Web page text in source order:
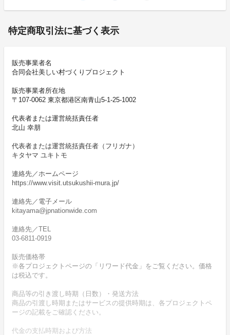
特定商取引法に基づく表示
販売事業者名
合同会社美しい村づくりプロジェクト
販売事業者所在地
〒107-0062 東京都港区南青山5-1-25-1002
代表者または運営統括責任者
北山 幸朋
代表者または運営統括責任者（フリガナ）
キタヤマ ユキトモ
連絡先／ホームページ
https://www.visit.utsukushii-mura.jp/
連絡先／電子メール
kitayama@jpnationwide.com
連絡先／TEL
03-6811-0919
販売価格帯
※各プロジェクトページの「リワード代金」をご覧ください。価格
は税込です。
商品等の引き渡し時期（日数）・発送方法
商品の引渡し時期またはサービスの提供時期は、各プロジェクトペ
ージの記載をご確認ください。
代金の支払時期および方法